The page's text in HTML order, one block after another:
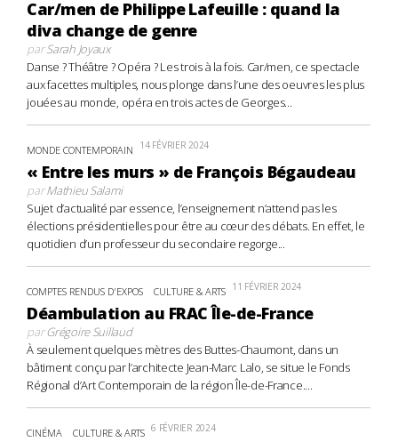
Car/men de Philippe Lafeuille : quand la
diva change de genre
parSarah Joyaux
Danse ? Théâtre ? Opéra ? Les trois à la fois. Car/men, ce spectacle
aux facettes multiples, nous plonge dans l’une des oeuvres les plus
jouées au monde, opéra en trois actes de Georges...
MONDE CONTEMPORAIN 14 FÉVRIER 2024
« Entre les murs » de François Bégaudeau
parMathieu Salami
Sujet d’actualité par essence, l’enseignement n’attend pas les
élections présidentielles pour être au cœur des débats. En effet, le
quotidien d’un professeur du secondaire regorge...
COMPTES RENDUS D'EXPOS CULTURE & ARTS 11 FÉVRIER 2024
Déambulation au FRAC Île-de-France
parGrégoire Suillaud
À seulement quelques mètres des Buttes-Chaumont, dans un
bâtiment conçu par l’architecte Jean-Marc Lalo, se situe le Fonds
Régional d’Art Contemporain de la région Île-de-France....
CINÉMA CULTURE & ARTS 6 FÉVRIER 2024